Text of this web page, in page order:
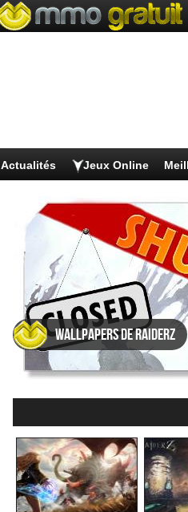
Actualités Jeux Online
Wallpapers de RaiderZ